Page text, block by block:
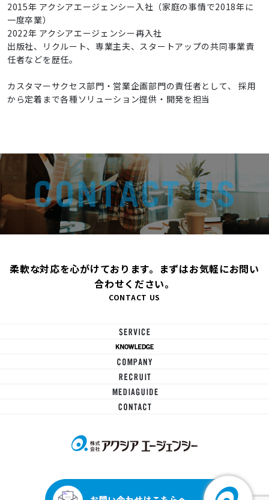
2015年 アクシアエージェンシー入社（家庭の事情で2018年に
一度卒業）
2022年 アクシアエージェンシー再入社
出版社、リクルート、専業主夫、スタートアップの共同事業責
任者などを歴任。
カスタマーサクセス部門・営業企画部門の責任者として、 採用
から定着まで各種ソリューション提供・開発を担当
柔軟な対応を心がけております。まずはお気軽にお問い
合わせください。
CONTACT US